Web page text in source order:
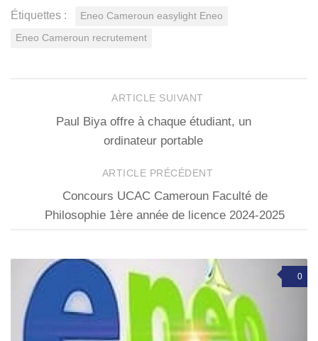
Étiquettes : Eneo Cameroun easylight Eneo
Eneo Cameroun recrutement
ARTICLE SUIVANT
Paul Biya offre à chaque étudiant, un
ordinateur portable
ARTICLE PRÉCÉDENT
Concours UCAC Cameroun Faculté de
Philosophie 1ère année de licence 2024-2025
0